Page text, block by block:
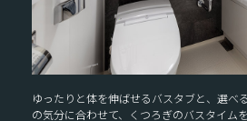
ゆったりと体を伸ばせるバスタブと、選べ
の気分に合わせて、くつろぎのバスタイム